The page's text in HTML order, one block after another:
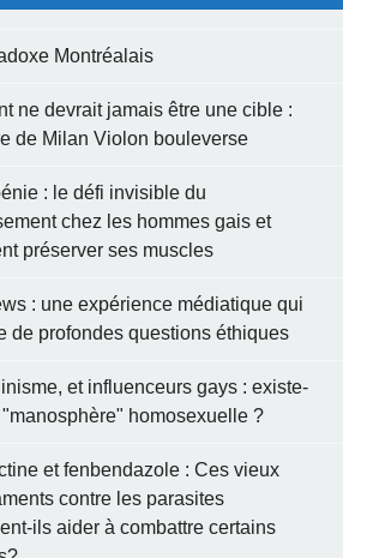
Montréalais
ne devrait jamais être une cible :
de Milan Violon bouleverse
: le défi invisible du
chez les hommes gais et
préserver ses muscles
: une expérience médiatique qui
de profondes questions éthiques
et influenceurs gays : existe-
homosexuelle ?
et fenbendazole : Ces vieux
contre les parasites
ils aider à combattre certains